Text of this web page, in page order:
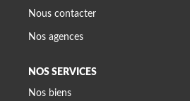
Nous contacter
Nos agences
NOS SERVICES
Nos biens